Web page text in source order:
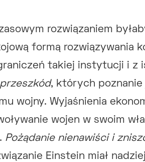
rozwiązaniem
formą rozwiązywania
takiej instytucji i z
, których
wojny. Wyjaśnienia
wojen w swoim
Pożądanie nienawiści i
Einstein miał